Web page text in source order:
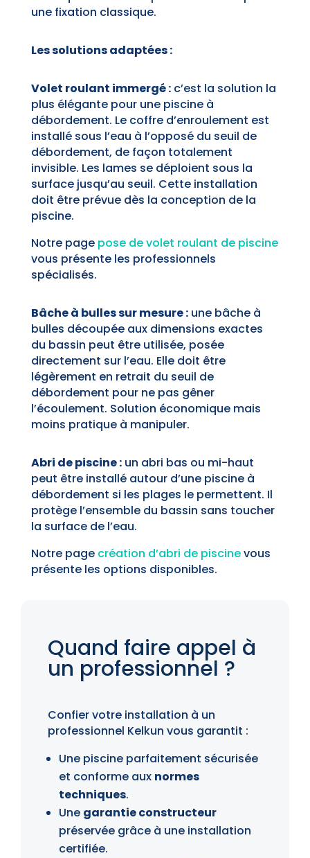
une fixation classique.
Les solutions adaptées :
Volet roulant immergé :c’est la solution la
plus élégante pour une piscine à
débordement. Le coffre d’enroulement est
installé sous l’eau à l’opposé du seuil de
débordement, de façon totalement
invisible. Les lames se déploient sous la
surface jusqu’au seuil. Cette installation
doit être prévue dès la conception de la
piscine.
Notre page pose de volet roulant de piscine
vous présente les professionnels
spécialisés.
Bâche à bulles sur mesure :une bâche à
bulles découpée aux dimensions exactes
du bassin peut être utilisée, posée
directement sur l’eau. Elle doit être
légèrement en retrait du seuil de
débordement pour ne pas gêner
l’écoulement. Solution économique mais
moins pratique à manipuler.
Abri de piscine :un abri bas ou mi-haut
peut être installé autour d’une piscine à
débordement si les plages le permettent. Il
protège l’ensemble du bassin sans toucher
la surface de l’eau.
Notre page création d’abri de piscinevous
présente les options disponibles.
Quand faire appel à
un professionnel ?
Confier votre installation à un
professionnel Kelkun vous garantit :
Une piscine parfaitement sécurisée
et conforme aux normes
techniques.
Une garantie constructeur
préservée grâce à une installation
certifiée.